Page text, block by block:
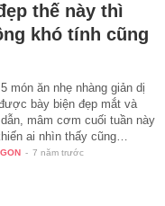
thế này thì
khó tính cũng
món ăn nhẹ nhàng giản dị
bày biện đẹp mắt và
dẫn, mâm cơm cuối tuần này
ai nhìn thấy cũng…
- 7 năm trước